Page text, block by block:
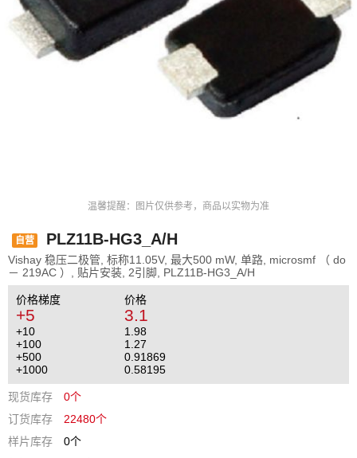
温馨提醒：图片仅供参考，商品以实物为准
自营 PLZ11B-HG3_A/H
Vishay 稳压二极管, 标称11.05V, 最大500 mW, 单路, microsmf （ do
－ 219AC ）, 贴片安装, 2引脚, PLZ11B-HG3_A/H
价格梯度 价格
+5 3.1
+10
1.98
+100
1.27
+500
0.91869
+1000
0.58195
现货库存
0个
订货库存
22480个
样片库存
0个